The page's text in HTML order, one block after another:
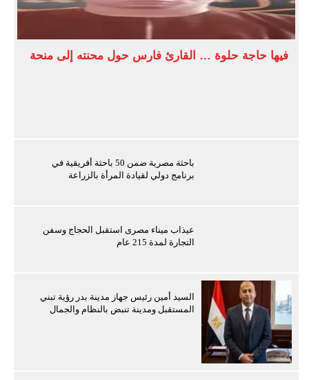
فيها حاجة حلوة … القارئ فارس حول محنته إلى منحة
باحثة مصرية ضمن 50 باحثة أفريقية في
برنامج دولي لقيادة المرأة بالزراعة
عيذاب ميناء مصرى استقبل الحجاج وسفن
التجارة لمدة 215 عام
السيد أمين رئيس جهاز مدينة بدر رؤية تبني
المستقبل ومدينة تنبض بالنظام والجمال